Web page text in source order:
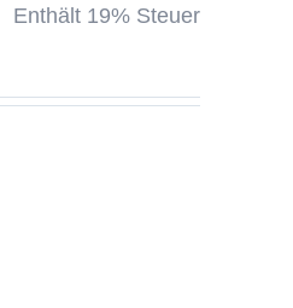
Enthält 19% Steuer